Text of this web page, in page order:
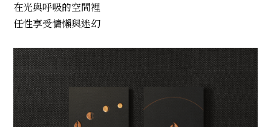
在光與呼吸的空間裡
任性享受慵懶與迷幻